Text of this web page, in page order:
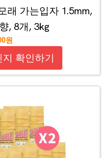
래 가는입자 1.5mm,
, 8개, 3kg
원
확인하기